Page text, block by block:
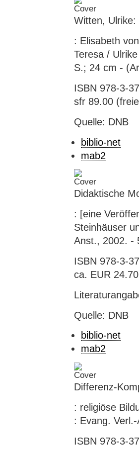
Witten, Ulrike:
: Elisabeth
Teresa /
S.; 24 cm -
ISBN 978-3-
sfr 89.00
Quelle: DNB
biblio-net
mab2
Didaktische
: [eine
Steinhäuser
Anst., 2002. -
ISBN 978-3-
ca. EUR
Quelle: DNB
biblio-net
mab2
Differenz-
: religiöse
: Evang.
ISBN 978-3-